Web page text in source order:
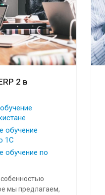
2 в
обучение
1С
обучение по
мы предлагаем,